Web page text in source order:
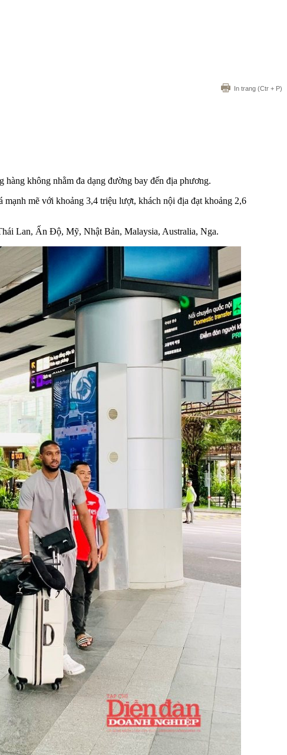
In trang (Ctr + P)
không nhằm đa dạng đường bay đến địa phương.
mẽ với khoảng 3,4 triệu lượt, khách nội địa đạt khoảng 2,6
Lan, Ấn Độ, Mỹ, Nhật Bản, Malaysia, Australia, Nga.